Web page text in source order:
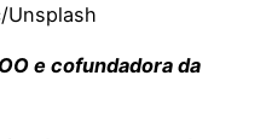
Unsplash
e cofundadora da